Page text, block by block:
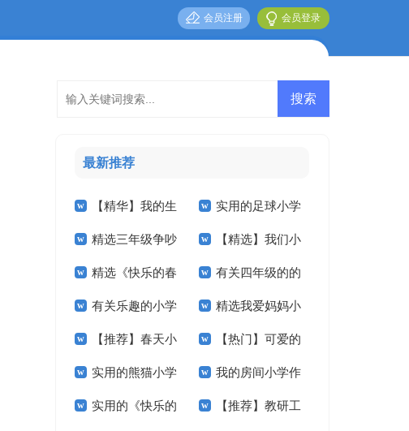
会员登录
会员注册
最新推荐
【精华】我的生
活小学作文四篇
实用的足球小学
作文合集八篇
精选三年级争吵
作文300字四篇
【精选】我们小
学作文300字六篇
精选《快乐的春
节》小学作文合集九
篇
有关四年级的的
暑假作文3篇
有关乐趣的小学
作文合集10篇
精选我爱妈妈小
学作文4篇
【推荐】春天小
学作文十篇
【热门】可爱的
小学作文300字3篇
实用的熊猫小学
作文合集五篇
我的房间小学作
文汇编5篇
实用的《快乐的 【推荐】教研工